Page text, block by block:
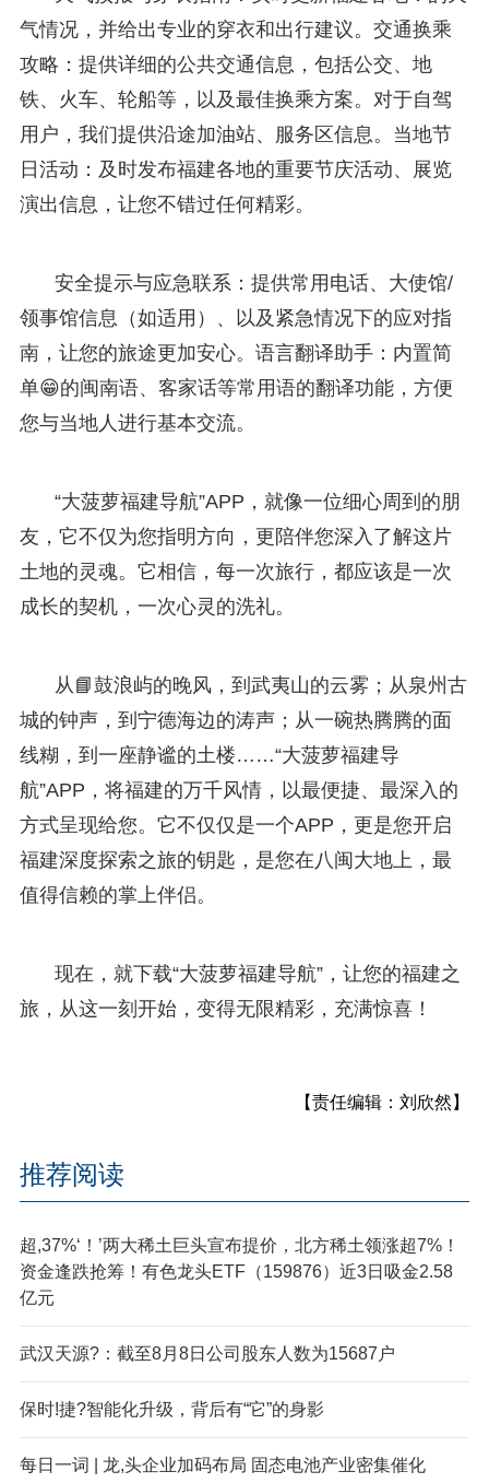
气情况，并给出专业的穿衣和出行建议。交通换乘
攻略：提供详细的公共交通信息，包括公交、地
铁、火车、轮船等，以及最佳换乘方案。对于自驾
用户，我们提供沿途加油站、服务区信息。当地节
日活动：及时发布福建各地的重要节庆活动、展览
演出信息，让您不错过任何精彩。
安全提示与应急联系：提供常用电话、大使馆/
领事馆信息（如适用）、以及紧急情况下的应对指
南，让您的旅途更加安心。语言翻译助手：内置简
单😁的闽南语、客家话等常用语的翻译功能，方便
您与当地人进行基本交流。
“大菠萝福建导航”APP，就像一位细心周到的朋
友，它不仅为您指明方向，更陪伴您深入了解这片
土地的灵魂。它相信，每一次旅行，都应该是一次
成长的契机，一次心灵的洗礼。
从📘鼓浪屿的晚风，到武夷山的云雾；从泉州古
城的钟声，到宁德海边的涛声；从一碗热腾腾的面
线糊，到一座静谧的土楼……“大菠萝福建导
航”APP，将福建的万千风情，以最便捷、最深入的
方式呈现给您。它不仅仅是一个APP，更是您开启
福建深度探索之旅的钥匙，是您在八闽大地上，最
值得信赖的掌上伴侣。
现在，就下载“大菠萝福建导航”，让您的福建之
旅，从这一刻开始，变得无限精彩，充满惊喜！
【责任编辑：刘欣然】
推荐阅读
超,37%‘！’两大稀土巨头宣布提价，北方稀土领涨超7%！
资金逢跌抢筹！有色龙头ETF（159876）近3日吸金2.58
亿元
武汉天源?：截至8月8日公司股东人数为15687户
保时!捷?智能化升级，背后有“它”的身影
每日一词 | 龙,头企业加码布局 固态电池产业密集催化